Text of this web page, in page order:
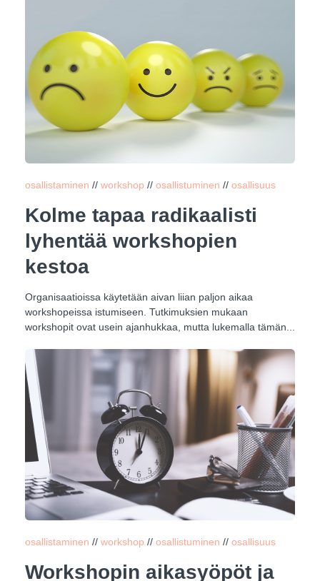
osallistaminen // workshop // osallistuminen // osallisuus
Kolme tapaa radikaalisti
lyhentää workshopien
kestoa
Organisaatioissa käytetään aivan liian paljon aikaa
workshopeissa istumiseen. Tutkimuksien mukaan
workshopit ovat usein ajanhukkaa, mutta lukemalla tämän...
osallistaminen // workshop // osallistuminen // osallisuus
Workshopin aikasyöpöt ja